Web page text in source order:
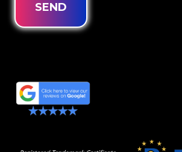
SEND